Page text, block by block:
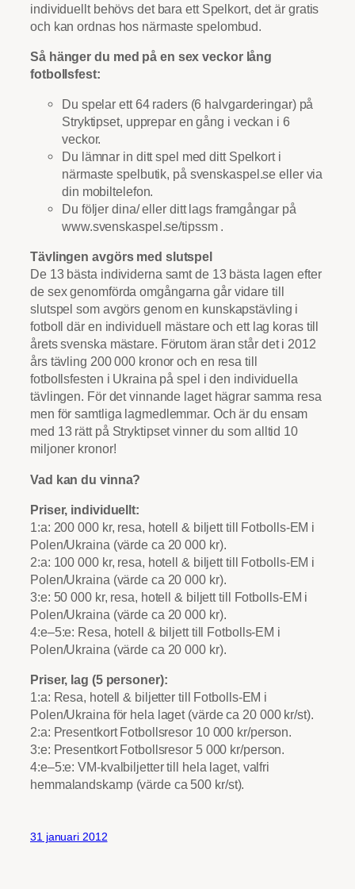
individuellt behövs det bara ett Spelkort, det är gratis
och kan ordnas hos närmaste spelombud.
Så hänger du med på en sex veckor lång
fotbollsfest:
Du spelar ett 64 raders (6 halvgarderingar) på
Stryktipset, upprepar en gång i veckan i 6
veckor.
Du lämnar in ditt spel med ditt Spelkort i
närmaste spelbutik, på svenskaspel.se eller via
din mobiltelefon.
Du följer dina/ eller ditt lags framgångar på
www.svenskaspel.se/tipssm .
Tävlingen avgörs med slutspel
De 13 bästa individerna samt de 13 bästa lagen efter
de sex genomförda omgångarna går vidare till
slutspel som avgörs genom en kunskapstävling i
fotboll där en individuell mästare och ett lag koras till
årets svenska mästare. Förutom äran står det i 2012
års tävling 200 000 kronor och en resa till
fotbollsfesten i Ukraina på spel i den individuella
tävlingen. För det vinnande laget hägrar samma resa
men för samtliga lagmedlemmar. Och är du ensam
med 13 rätt på Stryktipset vinner du som alltid 10
miljoner kronor!
Vad kan du vinna?
Priser, individuellt:
1:a: 200 000 kr, resa, hotell & biljett till Fotbolls-EM i
Polen/Ukraina (värde ca 20 000 kr).
2:a: 100 000 kr, resa, hotell & biljett till Fotbolls-EM i
Polen/Ukraina (värde ca 20 000 kr).
3:e: 50 000 kr, resa, hotell & biljett till Fotbolls-EM i
Polen/Ukraina (värde ca 20 000 kr).
4:e–5:e: Resa, hotell & biljett till Fotbolls-EM i
Polen/Ukraina (värde ca 20 000 kr).
Priser, lag (5 personer):
1:a: Resa, hotell & biljetter till Fotbolls-EM i
Polen/Ukraina för hela laget (värde ca 20 000 kr/st).
2:a: Presentkort Fotbollsresor 10 000 kr/person.
3:e: Presentkort Fotbollsresor 5 000 kr/person.
4:e–5:e: VM-kvalbiljetter till hela laget, valfri
hemmalandskamp (värde ca 500 kr/st).
31 januari 2012